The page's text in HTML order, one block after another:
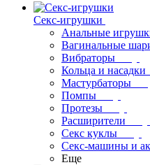
Секс-игрушки
Анальные
Вагинальные
Вибраторы
Кольца и насадки
Мастурбаторы
Помпы
Протезы
Расширители
Секс куклы
Секс-машины и
Еще